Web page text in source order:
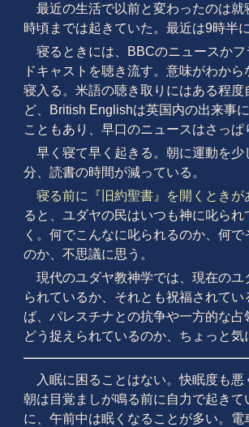
最近の生活で以前と変わったのは就
時頃までは起きていた。最近は9時半
寝るときには、BBCのニュースかフ
ドキャストを聴き流す。意味がわから
寝入る。米語の聴き取りにはある程度
ど、British Englishは英国内の出来事
こともあり、早口のニュースはさっぱ
早く寝て早く起きる。朝に運動を少
分、読書の時間が減っている。
寝る前に『旧約聖書』を開くときが
ると、ユダヤの民はいつも神に叱られ
く。何でこんなに叱られるのか、何で
のか、不思議に思う。
現代のユダヤ教神学では、現在のユ
られているか、それとも祝福されてい
ば、パレスチナとの抗争や一方的な占
どう捉えられているのか、ちょっと気
入眠に困ることはない。快眠度も悪
朝は目覚ましが鳴る前に自力で起きて
に、午前中は眠くなることが多い。電